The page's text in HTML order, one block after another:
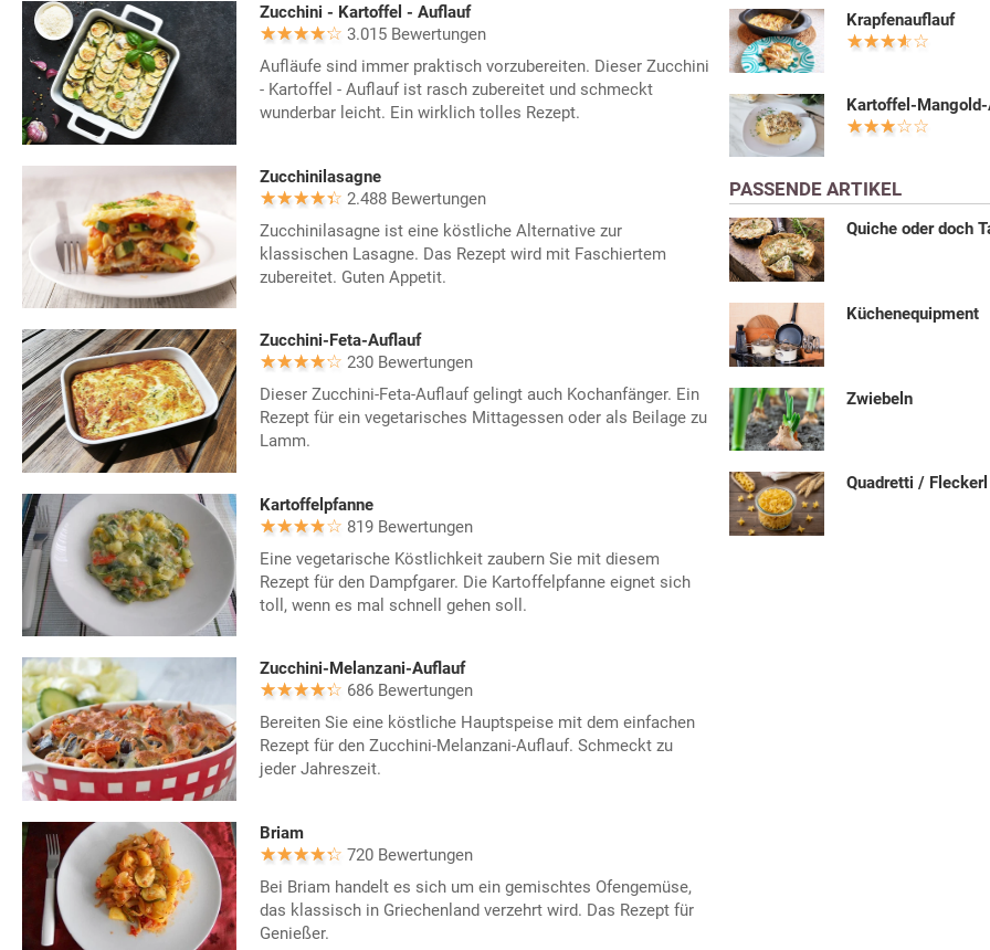
Zucchini - Kartoffel - Auflauf
3.015 Bewertungen
Aufläufe sind immer praktisch vorzubereiten. Dieser Zucchini
- Kartoffel - Auflauf ist rasch zubereitet und schmeckt
wunderbar leicht. Ein wirklich tolles Rezept.
Zucchinilasagne
2.488 Bewertungen
Zucchinilasagne ist eine köstliche Alternative zur
klassischen Lasagne. Das Rezept wird mit Faschiertem
zubereitet. Guten Appetit.
Zucchini-Feta-Auflauf
230 Bewertungen
Dieser Zucchini-Feta-Auflauf gelingt auch Kochanfänger. Ein
Rezept für ein vegetarisches Mittagessen oder als Beilage zu
Lamm.
Kartoffelpfanne
819 Bewertungen
Eine vegetarische Köstlichkeit zaubern Sie mit diesem
Rezept für den Dampfgarer. Die Kartoffelpfanne eignet sich
toll, wenn es mal schnell gehen soll.
Zucchini-Melanzani-Auflauf
686 Bewertungen
Bereiten Sie eine köstliche Hauptspeise mit dem einfachen
Rezept für den Zucchini-Melanzani-Auflauf. Schmeckt zu
jeder Jahreszeit.
Briam
720 Bewertungen
Bei Briam handelt es sich um ein gemischtes Ofengemüse,
das klassisch in Griechenland verzehrt wird. Das Rezept für
Genießer.
Krapfenauflauf
Kartoffel-
PASSENDE ARTIKEL
Quiche oder doch
Küchenequipment
Zwiebeln
Quadretti / Fleckerl